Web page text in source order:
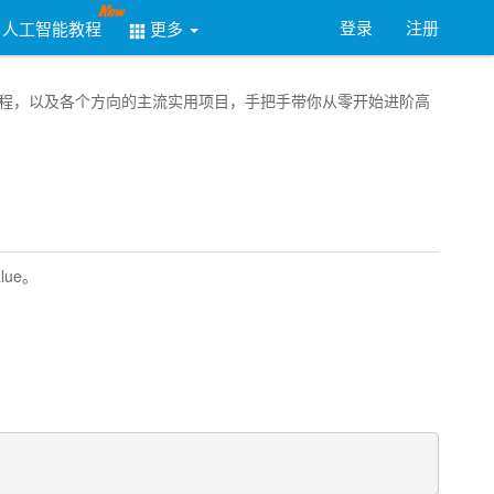
工智能教程 更多 登录 注册
以及各个方向的主流实用项目，手把手带你从零开始进阶高
。